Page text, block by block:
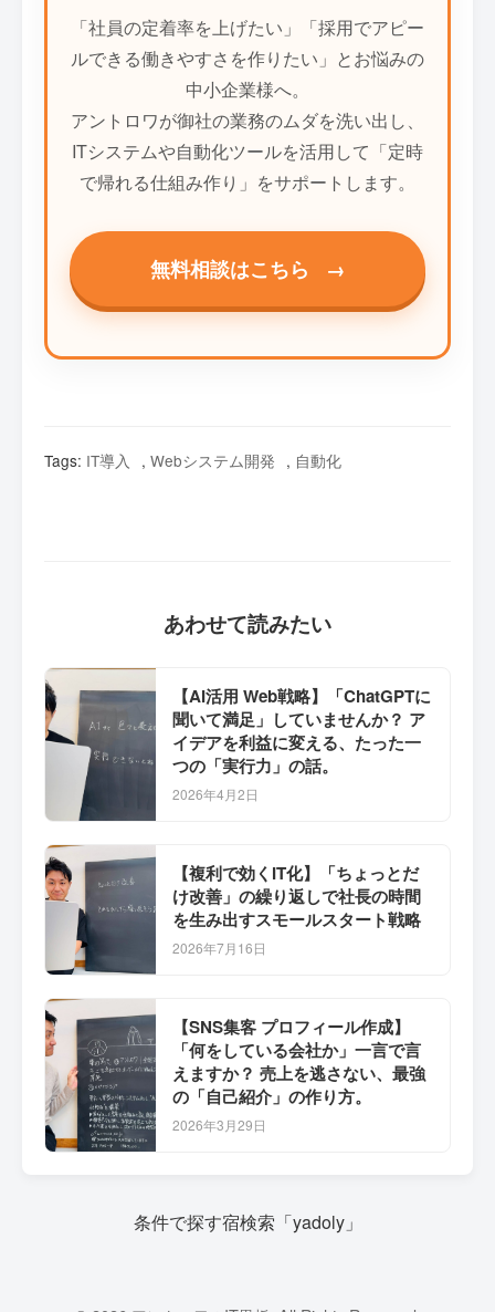
「社員の定着率を上げたい」「採用でアピー
ルできる働きやすさを作りたい」とお悩みの
中小企業様へ。
アントロワが御社の業務のムダを洗い出し、
ITシステムや自動化ツールを活用して「定時
で帰れる仕組み作り」をサポートします。
無料相談はこちら →
Tags: IT導入 , Webシステム開発 , 自動化
あわせて読みたい
【AI活用 Web戦略】「ChatGPTに
聞いて満足」していませんか？ ア
イデアを利益に変える、たった一
つの「実行力」の話。
2026年4月2日
【複利で効くIT化】「ちょっとだ
け改善」の繰り返しで社長の時間
を生み出すスモールスタート戦略
2026年7月16日
【SNS集客 プロフィール作成】
「何をしている会社か」一言で言
えますか？ 売上を逃さない、最強
の「自己紹介」の作り方。
2026年3月29日
条件で探す宿検索「yadoly」